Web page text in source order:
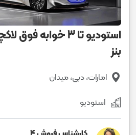
استودیو تا 3 خوابه
بنز
امارات، دبی، میدان
استودیو